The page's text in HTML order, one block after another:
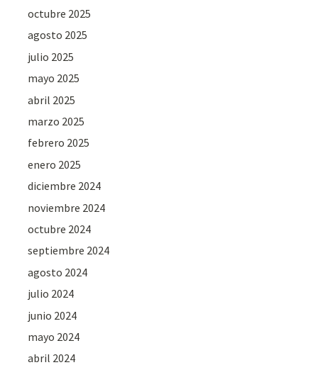
octubre 2025
agosto 2025
julio 2025
mayo 2025
abril 2025
marzo 2025
febrero 2025
enero 2025
diciembre 2024
noviembre 2024
octubre 2024
septiembre 2024
agosto 2024
julio 2024
junio 2024
mayo 2024
abril 2024